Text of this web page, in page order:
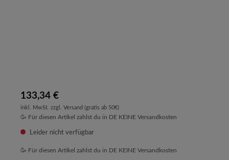
133,34 €
inkl. MwSt. zzgl. Versand (gratis ab 50€)
🥳 Für diesen Artikel zahlst du in DE KEINE Versandkosten
Leider nicht verfügbar
🥳 Für diesen Artikel zahlst du in DE KEINE Versandkosten